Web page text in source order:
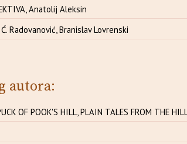
Anatolij Aleksin
Radovanović, Branislav Lovrenski
autora:
OF POOK'S HILL, PLAIN TALES FROM THE